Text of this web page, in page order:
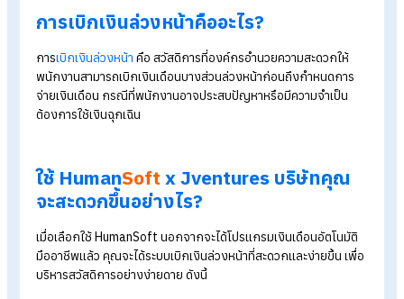
Table of Contents:
HumanSoft จับมือ JVentures ยกระดับสวัสดิการ “เบิกเงินล่วง
หน้า” ผ่านระบบอัตโนมัติ
ระบบเบิกเงินล่วงหน้า HumanSoft x Jventure มีเงื่อนไขการใช้งาน
ยังไง?
วงเงินในการเบิกล่วงหน้าได้เท่าไหร่ และต้องเสียค่าธรรมเนียมไหม?
ขั้นตอนกำหนดสิทธิ์เข้าถึงเมนูเบิกล่วงหน้า
FAQ: คำถามที่พบบ่อยเกี่ยวกับระบบเบิกเงินล่วงหน้า